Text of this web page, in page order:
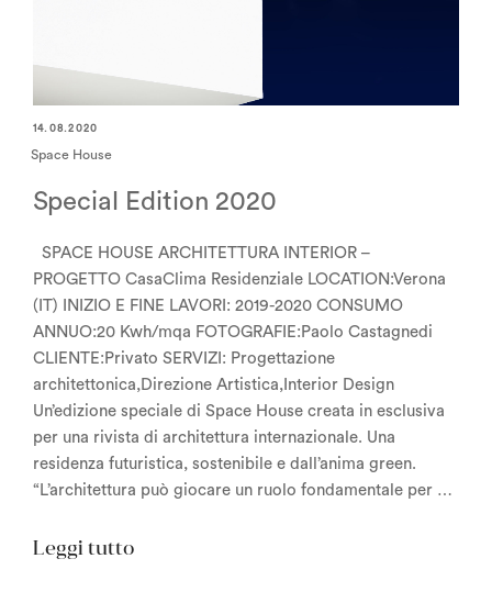
14.08.2020
Space House
Special Edition 2020
SPACE HOUSE ARCHITETTURA INTERIOR –
PROGETTO CasaClima Residenziale LOCATION:Verona
(IT) INIZIO E FINE LAVORI: 2019-2020 CONSUMO
ANNUO:20 Kwh/mqa FOTOGRAFIE:Paolo Castagnedi
CLIENTE:Privato SERVIZI: Progettazione
architettonica,Direzione Artistica,Interior Design
Un’edizione speciale di Space House creata in esclusiva
per una rivista di architettura internazionale. Una
residenza futuristica, sostenibile e dall’anima green.
“L’architettura può giocare un ruolo fondamentale per …
Leggi tutto